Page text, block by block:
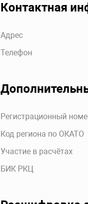
Контактная
Адрес
Телефон
Регистрационный
Код региона по ОКАТО
Участие в расчётах
БИК РКЦ